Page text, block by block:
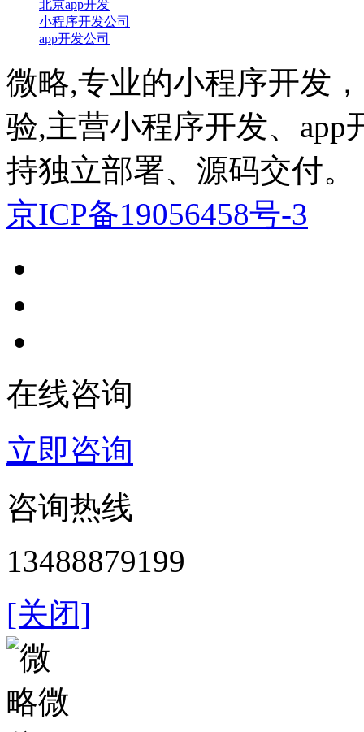
北京app开发
小程序开发公司
app开发公司
微略,专业的小程序开发
验,主营小程序开发、
持独立部署、源码交付。
京ICP备19056458号-3
在线咨询
立即咨询
咨询热线
13488879199
[关闭]